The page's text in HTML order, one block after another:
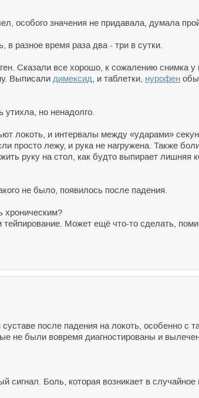
особого значения не придавала, думала
разное время раза два - три в сутки.
Сказали все хорошо, к сожалению снимка у
Выписали димексид , и таблетки, нурофен
но ненадолго.
локоть, и интервалы между «ударами»
просто лежу, и рука не нагружена. Также
руку на стол, как будто выпирает лишняя
не было, появилось после падения.
хроническим?
тейпирование. Может ещё что-то сделать,
после падения на локоть, особенно с
не были вовремя диагностированы и
Боль, которая возникает в случайное